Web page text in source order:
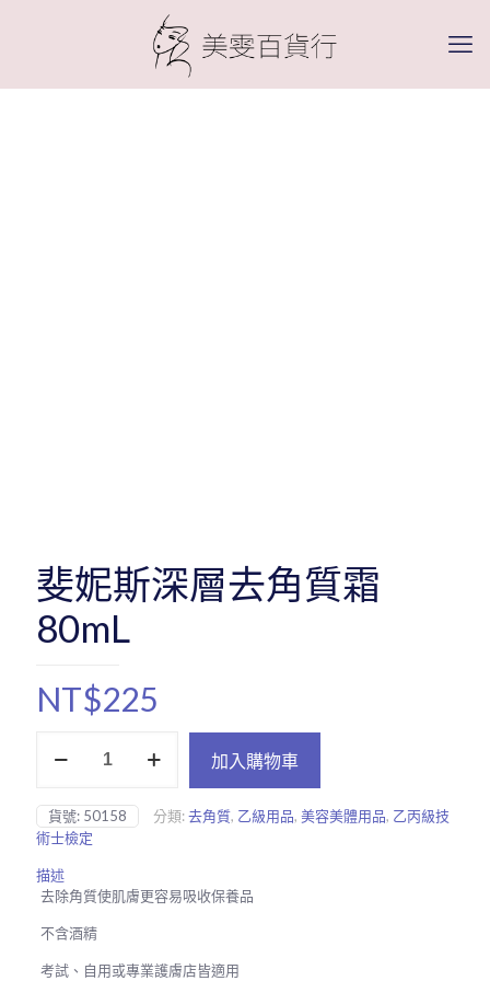
斐妮斯深層去角質霜
80mL
NT$225
深
層
去
角
質
霜
80mL
量
加入購物車
貨號: 50158 分類:去角質, 乙級用品, 美容美體用品, 乙丙級技
術士檢定
描述
去除角質使肌膚更容易吸收保養品
不含酒精
考試、自用或專業護膚店皆適用